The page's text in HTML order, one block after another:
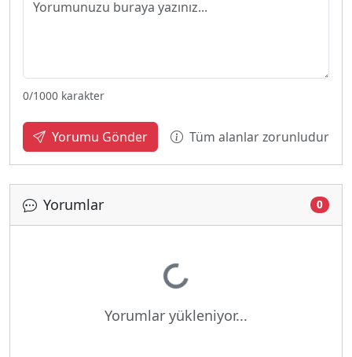
0/1000 karakter
Yorumu Gönder Tüm alanlar zorunludur
Yorumlar 0
Yükleniyor...
Yorumlar yükleniyor...